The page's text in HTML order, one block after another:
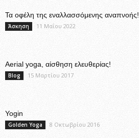
Τα οφέλη της εναλλασσόμενης αναπνοής!
Άσκηση 11 Μαΐου 2022
Aerial yoga, αίσθηση ελευθερίας!
Blog 15 Μαρτίου 2017
Yogin
Golden Yoga 8 Οκτωβρίου 2016